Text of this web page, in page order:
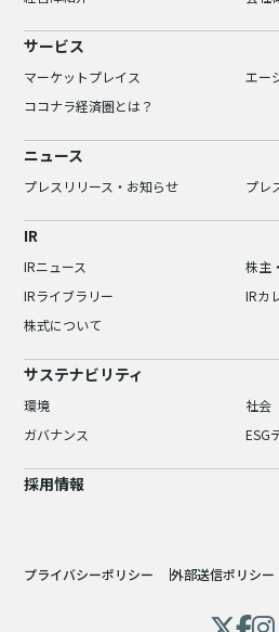
サービス
マーケットプレイス
エー
ココナラ経済圏とは？
ニュース
プレスリリース・お知らせ プレ
IR
IRニュース
株主
IRライブラリー
IRカ
株式について
サステナビリティ
環境
社会
ガバナンス
ESG
採用情報
プライバシーポリシー 外部送信ポリシー